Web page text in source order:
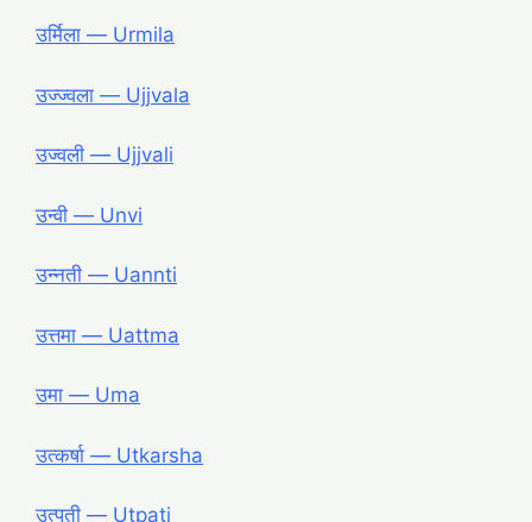
उर्मिला ― Urmila
उज्ज्वला ― Ujjvala
उज्वली ― Ujjvali
उन्वी ― Unvi
उन्नती ― Uannti
उत्तमा ― Uattma
उमा ― Uma
उत्कर्षा ― Utkarsha
उत्पती ― Utpati